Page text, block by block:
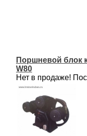
Поршневой блок
W80
Нет в продаже!